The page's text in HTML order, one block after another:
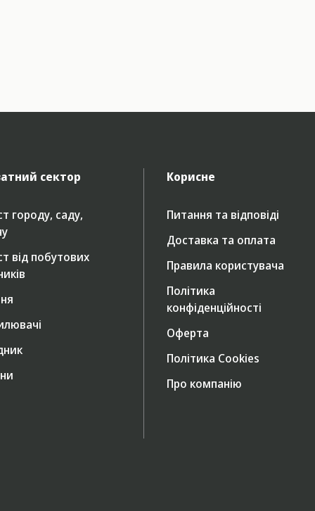
сектор
городу, саду,
від побутових
Корисне
Питання та відповіді
Доставка та оплата
Правила користувача
Політика
конфіденційності
Оферта
Політика Cookies
Про компанію